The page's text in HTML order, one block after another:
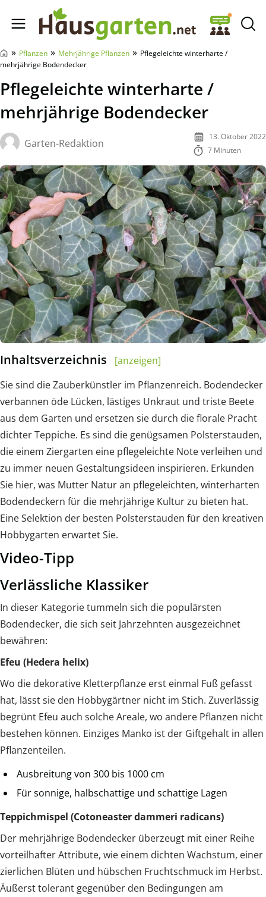
Hausgarten.net
» Pflanzen » Mehrjährige Pflanzen » Pflegeleichte winterharte /
mehrjährige Bodendecker
Pflegeleichte winterharte /
mehrjährige Bodendecker
Garten-Redaktion
13. Oktober 2022
7 Minuten
Inhaltsverzeichnis
[anzeigen]
Sie sind die Zauberkünstler im Pflanzenreich. Bodendecker
verbannen öde Lücken, lästiges Unkraut und triste Beete
aus dem Garten und ersetzen sie durch die florale Pracht
dichter Teppiche. Es sind die genügsamen Polsterstauden,
die einem Ziergarten eine pflegeleichte Note verleihen und
zu immer neuen Gestaltungsideen inspirieren. Erkunden
Sie hier, was Mutter Natur an pflegeleichten, winterharten
Bodendeckern für die mehrjährige Kultur zu bieten hat.
Eine Selektion der besten Polsterstauden für den kreativen
Hobbygarten erwartet Sie.
Video-Tipp
Verlässliche Klassiker
In dieser Kategorie tummeln sich die populärsten
Bodendecker, die sich seit Jahrzehnten ausgezeichnet
bewähren:
Efeu (Hedera helix)
Wo die dekorative Kletterpflanze erst einmal Fuß gefasst
hat, lässt sie den Hobbygärtner nicht im Stich. Zuverlässig
begrünt Efeu auch solche Areale, wo andere Pflanzen nicht
bestehen können. Einziges Manko ist der Giftgehalt in allen
Pflanzenteilen.
Ausbreitung von 300 bis 1000 cm
Für sonnige, halbschattige und schattige Lagen
Teppichmispel (Cotoneaster dammeri radicans)
Der mehrjährige Bodendecker überzeugt mit einer Reihe
vorteilhafter Attribute, wie einem dichten Wachstum, einer
zierlichen Blüten und hübschen Fruchtschmuck im Herbst.
Äußerst tolerant gegenüber den Bedingungen am